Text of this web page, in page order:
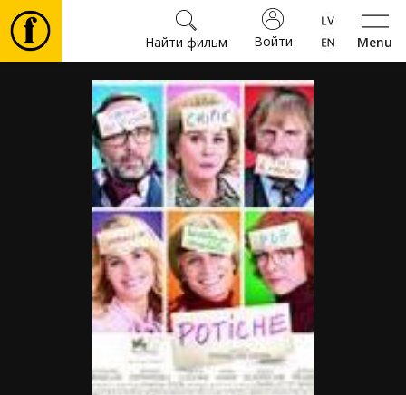
Menu
Войти
Найти фильм
Фильмы
Билеты
Культура
Мероприятия
Новости